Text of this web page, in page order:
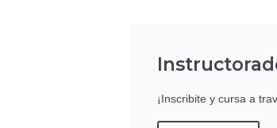
¡Inscribite y cursa a